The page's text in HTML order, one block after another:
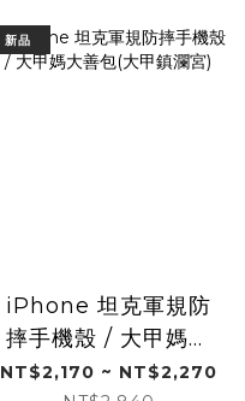
新品
iPhone 坦克軍規防
摔手機殼 / 大甲媽大
善包(大甲鎮瀾宮)
NT$2,170 ~ NT$2,270